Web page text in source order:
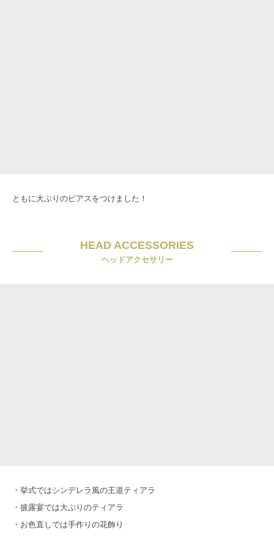
ともに大ぶりのピアスをつけました！
HEAD ACCESSORIES
ヘッドアクセサリー
・挙式ではシンデレラ風の王道ティアラ
・披露宴では大ぶりのティアラ
・お色直しでは手作りの花飾り